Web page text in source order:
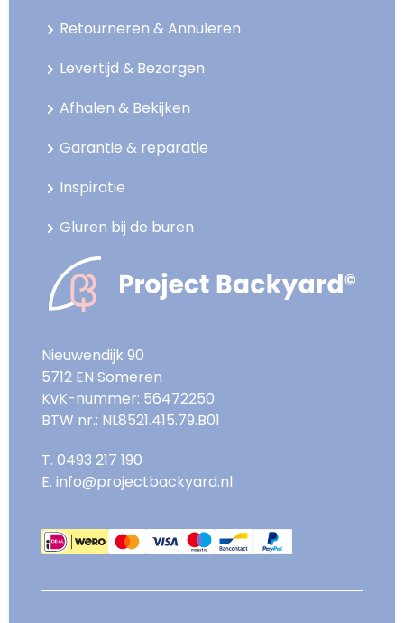
Nieuwendijk 90
5712 EN Someren
KvK-nummer: 56472250
BTW nr.: NL8521.415.79.B01
T. 0493 217 190
E. info@projectbackyard.nl
Retourneren & Annuleren
Levertijd & Bezorgen
Afhalen & Bekijken
Garantie & reparatie
Inspiratie
Gluren bij de buren